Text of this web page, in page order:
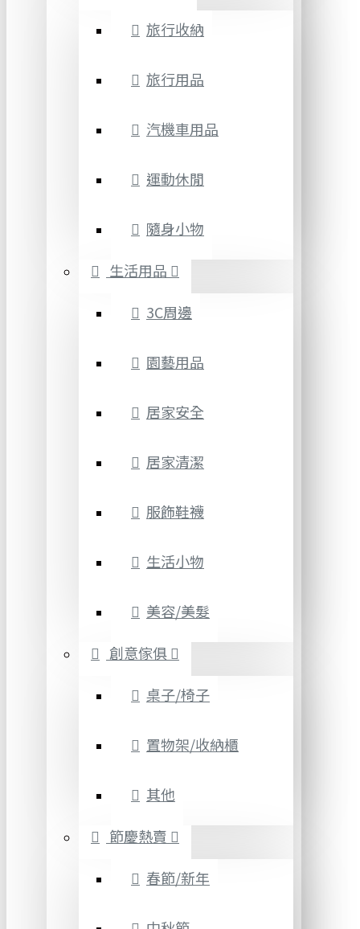
旅行收納
旅行用品
汽機車用品
運動休閒
隨身小物
生活用品
3C周邊
園藝用品
居家安全
居家清潔
服飾鞋襪
生活小物
美容/美髮
創意傢俱
桌子/椅子
置物架/收納櫃
其他
節慶熱賣
春節/新年